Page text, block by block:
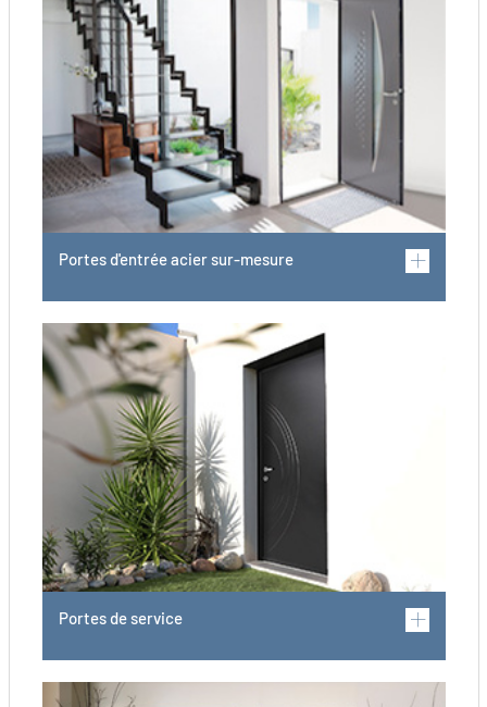
Portes d'entrée acier sur-mesure
Portes de service